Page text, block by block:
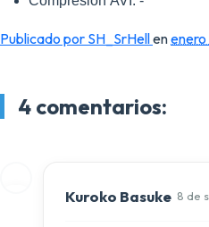
Publicado por SH_SrHellenenero
4 comentarios:
Kuroko Basuke 8 de